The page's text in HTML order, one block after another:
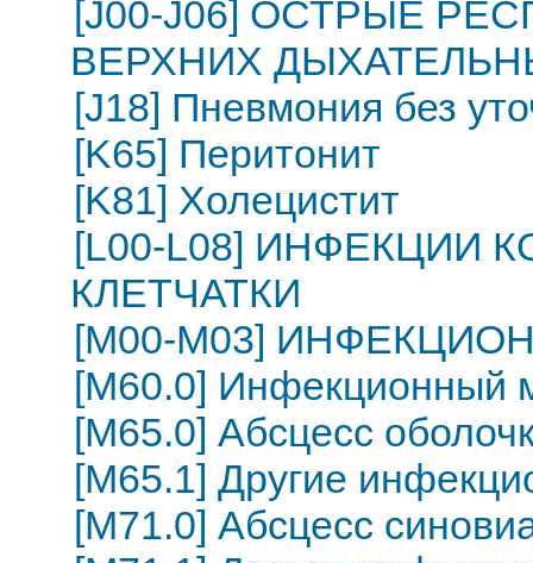
[J00-J06] ОСТРЫЕ
ВЕРХНИХ
[J18] Пневмония без
[K65] Перитонит
[K81] Холецистит
[L00-L08] ИНФЕКЦИИ
КЛЕТЧАТКИ
[M00-M03]
[M60.0] Инфекционный
[M65.0] Абсцесс
[M65.1] Другие
[M71.0] Абсцесс